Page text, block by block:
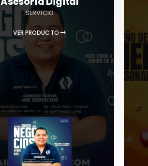
SERVICIO
VER PRODUCTO